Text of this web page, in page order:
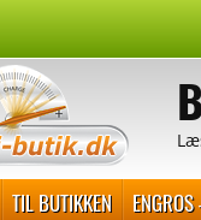
TIL BUTIKKEN